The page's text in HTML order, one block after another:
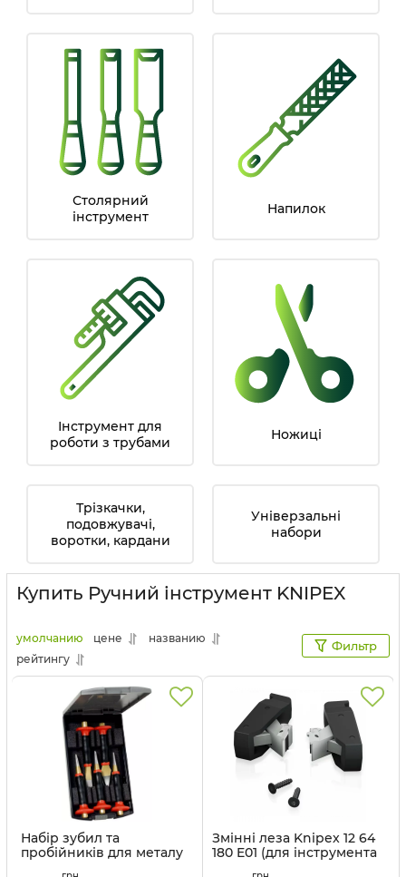
Столярний
інструмент
Напилок
Інструмент для
роботи з трубами
Ножиці
Трізкачки,
подовжувачі,
воротки, кардани
Універзальні
набори
Купить Ручний інструмент KNIPEX
умолчанию цене
названию
рейтингу
Фильтр
Набір зубил та
пробійників для металу
Змінні леза Knipex 12 64
180 E01 (для інструмента